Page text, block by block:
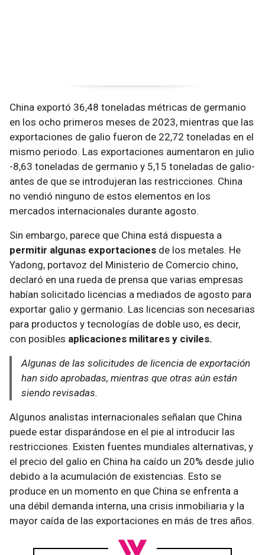
China exportó 36,48 toneladas métricas de germanio
en los ocho primeros meses de 2023, mientras que las
exportaciones de galio fueron de 22,72 toneladas en el
mismo periodo. Las exportaciones aumentaron en julio
-8,63 toneladas de germanio y 5,15 toneladas de galio-
antes de que se introdujeran las restricciones. China
no vendió ninguno de estos elementos en los
mercados internacionales durante agosto.
Sin embargo, parece que China está dispuesta a
permitir algunas exportaciones de los metales. He
Yadong, portavoz del Ministerio de Comercio chino,
declaró en una rueda de prensa que varias empresas
habían solicitado licencias a mediados de agosto para
exportar galio y germanio. Las licencias son necesarias
para productos y tecnologías de doble uso, es decir,
con posibles aplicaciones militares y civiles.
Algunas de las solicitudes de licencia de exportación
han sido aprobadas, mientras que otras aún están
siendo revisadas.
Algunos analistas internacionales señalan que China
puede estar disparándose en el pie al introducir las
restricciones. Existen fuentes mundiales alternativas, y
el precio del galio en China ha caído un 20% desde julio
debido a la acumulación de existencias. Esto se
produce en un momento en que China se enfrenta a
una débil demanda interna, una crisis inmobiliaria y la
mayor caída de las exportaciones en más de tres años.